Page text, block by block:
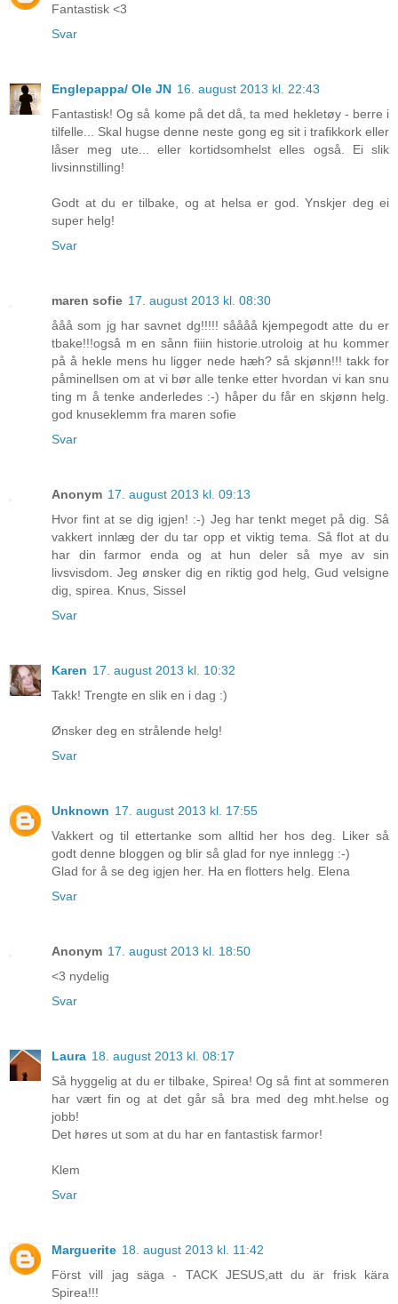
Fantastisk <3
Svar
Englepappa/ Ole JN 16. august 2013 kl. 22:43
Fantastisk! Og så kome på det då, ta med hekletøy - berre i
tilfelle... Skal hugse denne neste gong eg sit i trafikkork eller
låser meg ute... eller kortidsomhelst elles også. Ei slik
livsinnstilling!
Godt at du er tilbake, og at helsa er god. Ynskjer deg ei
super helg!
Svar
maren sofie 17. august 2013 kl. 08:30
ååå som jg har savnet dg!!!!! såååå kjempegodt atte du er
tbake!!!også m en sånn fiiin historie.utroloig at hu kommer
på å hekle mens hu ligger nede hæh? så skjønn!!! takk for
påminellsen om at vi bør alle tenke etter hvordan vi kan snu
ting m å tenke anderledes :-) håper du får en skjønn helg.
god knuseklemm fra maren sofie
Svar
Anonym 17. august 2013 kl. 09:13
Hvor fint at se dig igjen! :-) Jeg har tenkt meget på dig. Så
vakkert innlæg der du tar opp et viktig tema. Så flot at du
har din farmor enda og at hun deler så mye av sin
livsvisdom. Jeg ønsker dig en riktig god helg, Gud velsigne
dig, spirea. Knus, Sissel
Svar
Karen 17. august 2013 kl. 10:32
Takk! Trengte en slik en i dag :)
Ønsker deg en strålende helg!
Svar
Unknown 17. august 2013 kl. 17:55
Vakkert og til ettertanke som alltid her hos deg. Liker så
godt denne bloggen og blir så glad for nye innlegg :-)
Glad for å se deg igjen her. Ha en flotters helg. Elena
Svar
Anonym 17. august 2013 kl. 18:50
<3 nydelig
Svar
Laura 18. august 2013 kl. 08:17
Så hyggelig at du er tilbake, Spirea! Og så fint at sommeren
har vært fin og at det går så bra med deg mht.helse og
jobb!
Det høres ut som at du har en fantastisk farmor!
Klem
Svar
Marguerite 18. august 2013 kl. 11:42
Först vill jag säga - TACK JESUS,att du är frisk kära
Spirea!!!